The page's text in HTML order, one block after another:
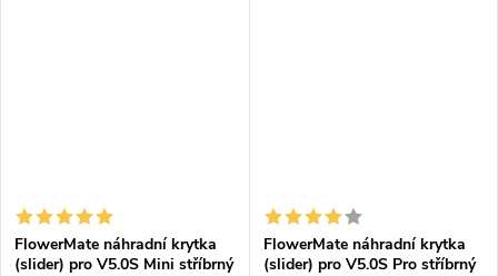
FlowerMate náhradní krytka
(slider) pro V5.0S Mini stříbrný
FlowerMate náhradní krytka
(slider) pro V5.0S Pro stříbrný